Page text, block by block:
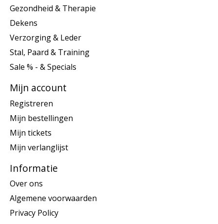
Gezondheid & Therapie
Dekens
Verzorging & Leder
Stal, Paard & Training
Sale % - & Specials
Mijn account
Registreren
Mijn bestellingen
Mijn tickets
Mijn verlanglijst
Informatie
Over ons
Algemene voorwaarden
Privacy Policy